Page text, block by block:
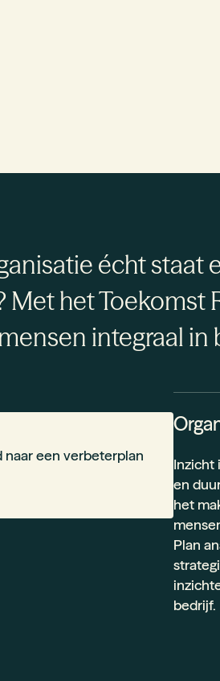
écht staat
het Toekomst
integraal in
naar een verbeterplan
Inzicht
en
het
Plan
bedrijf.